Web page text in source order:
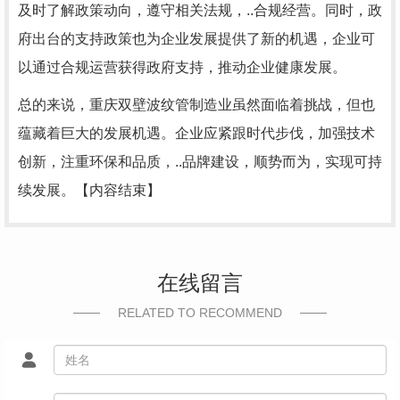
及时了解政策动向，遵守相关法规，..合规经营。同时，政
府出台的支持政策也为企业发展提供了新的机遇，企业可
以通过合规运营获得政府支持，推动企业健康发展。
总的来说，重庆双壁波纹管制造业虽然面临着挑战，但也
蕴藏着巨大的发展机遇。企业应紧跟时代步伐，加强技术
创新，注重环保和品质，..品牌建设，顺势而为，实现可持
续发展。【内容结束】
在线留言
RELATED TO RECOMMEND